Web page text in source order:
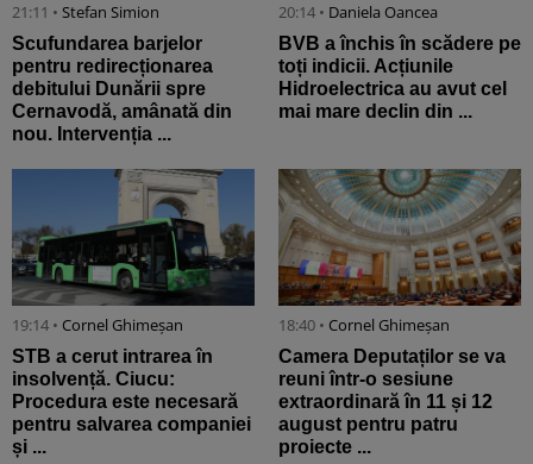
21:11 • Stefan Simion
Scufundarea barjelor
pentru redirecționarea
debitului Dunării spre
Cernavodă, amânată din
nou. Intervenția ...
20:14 • Daniela Oancea
BVB a închis în scădere pe
toți indicii. Acțiunile
Hidroelectrica au avut cel
mai mare declin din ...
19:14 • Cornel Ghimeșan
STB a cerut intrarea în
insolvență. Ciucu:
Procedura este necesară
pentru salvarea companiei
și ...
18:40 • Cornel Ghimeșan
Camera Deputaților se va
reuni într-o sesiune
extraordinară în 11 și 12
august pentru patru
proiecte ...